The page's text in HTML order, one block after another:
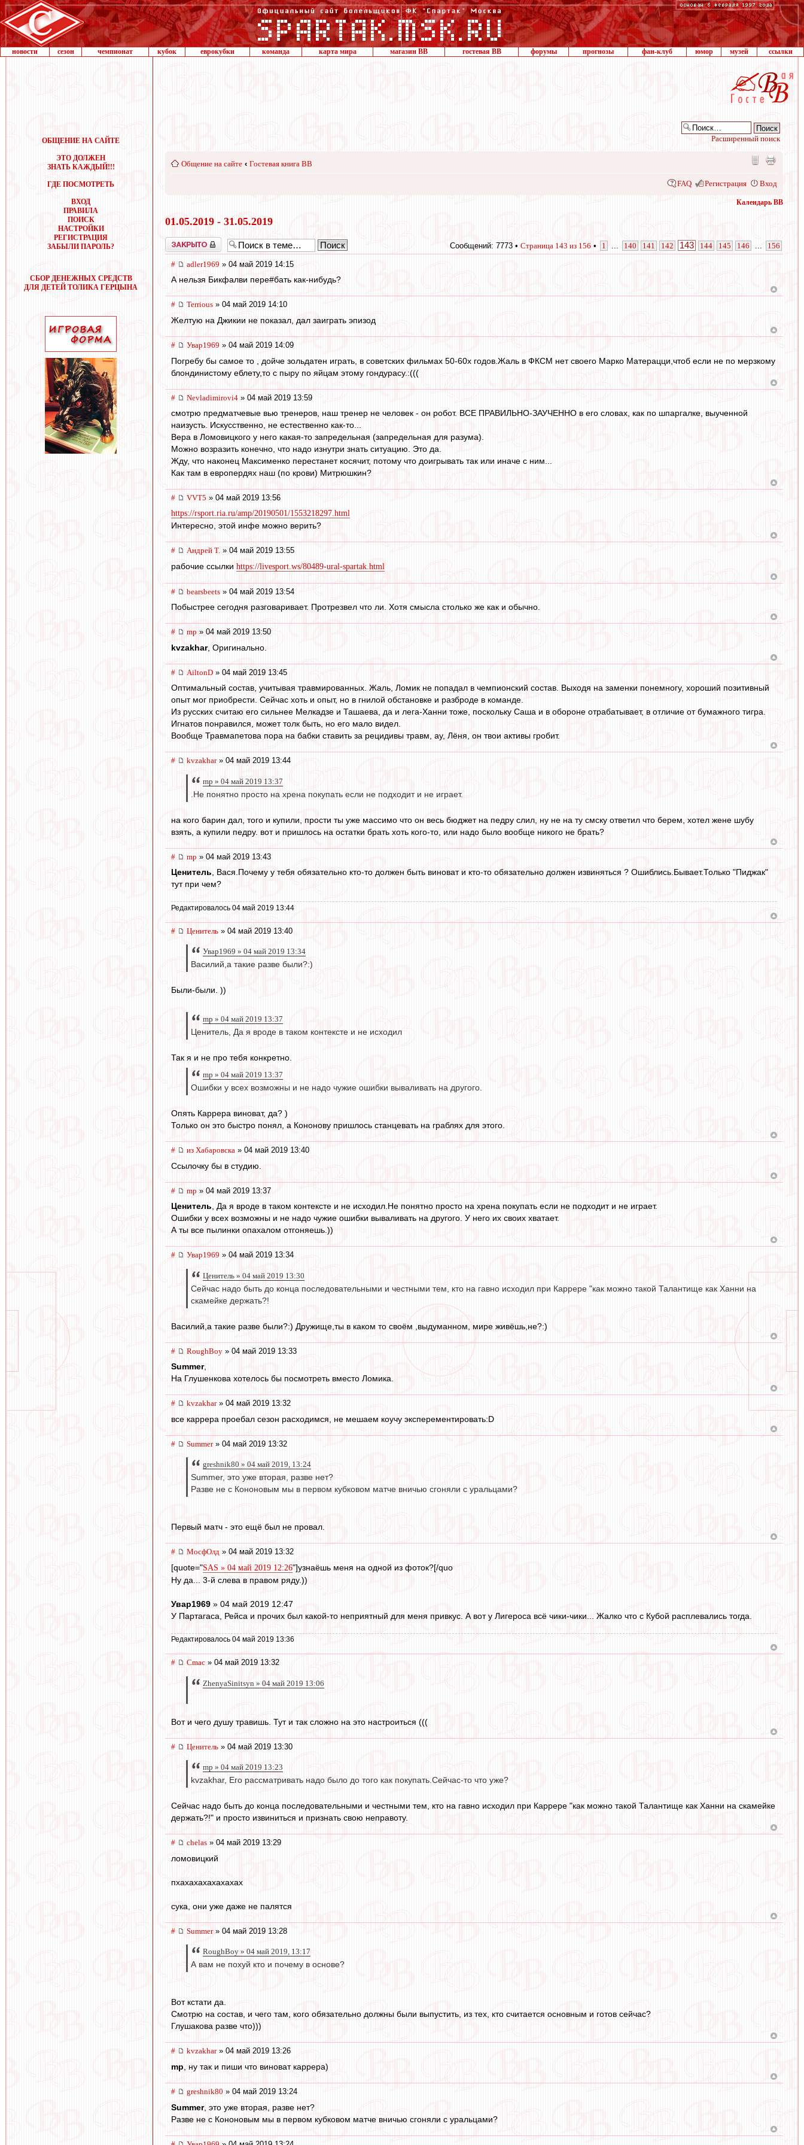
новости сезон чемпионат кубок еврокубки команда карта мира магазин ВВ гостевая ВВ форумы прогнозы фан-клуб юмор музей ссылки
ОБЩЕНИЕ НА САЙТЕ
ЭТО ДОЛЖЕН
ЗНАТЬ КАЖДЫЙ!!!
ГДЕ ПОСМОТРЕТЬ
ВХОД
ПРАВИЛА
ПОИСК
НАСТРОЙКИ
РЕГИСТРАЦИЯ
ЗАБЫЛИ ПАРОЛЬ?
СБОР ДЕНЕЖНЫХ СРЕДСТВ
ДЛЯ ДЕТЕЙ ТОЛИКА ГЕРЦЫНА
Расширенный поиск
Общение на сайте ‹ Гостевая книга ВВ
FAQ Регистрация Вход
Календарь ВВ
01.05.2019 - 31.05.2019
Закрыто Сообщений: 7773 • Страница 143 из 156 • 1 140 141 142 143 144 145 146 156
# adler1969 » 04 май 2019 14:15
А нельзя Бикфалви пере#бать как-нибудь?
# Terrious » 04 май 2019 14:10
Желтую на Джикии не показал, дал заиграть эпизод
# Увар1969 » 04 май 2019 14:09
Погребу бы самое то , дойче зольдатен играть, в советских фильмах 50-60х годов.Жаль в ФКСМ нет своего Марко Матерацци,чтоб если не по мерзкому
блондинистому еблету,то с пыру по яйцам этому гондурасу.:(((
# Nevladimirovi4 » 04 май 2019 13:59
смотрю предматчевые вью тренеров, наш тренер не человек - он робот. ВСЕ ПРАВИЛЬНО-ЗАУЧЕННО в его словах, как по шпаргалке, выученной
наизусть. Искусственно, не естественно как-то...
Вера в Ломовицкого у него какая-то запредельная (запредельная для разума).
Можно возразить конечно, что надо изнутри знать ситуацию. Это да.
Жду, что наконец Максименко перестанет косячит, потому что доигрывать так или иначе с ним...
Как там в европердях наш (по крови) Митрюшкин?
# VVT5 » 04 май 2019 13:56
https://rsport.ria.ru/amp/20190501/1553218297.html
Интересно, этой инфе можно верить?
# Андрей Т. » 04 май 2019 13:55
рабочие ссылки https://livesport.ws/80489-ural-spartak.html
# bearsbeets » 04 май 2019 13:54
Побыстрее сегодня разговаривает. Протрезвел что ли. Хотя смысла столько же как и обычно.
# mp » 04 май 2019 13:50
kvzakhar, Оригинально.
# AiltonD » 04 май 2019 13:45
Оптимальный состав, учитывая травмированных. Жаль, Ломик не попадал в чемпионский состав. Выходя на заменки понемногу, хороший позитивный
опыт мог приобрести. Сейчас хоть и опыт, но в гнилой обстановке и разброде в команде.
Из русских считаю его сильнее Мелкадзе и Ташаева, да и лега-Ханни тоже, поскольку Саша и в обороне отрабатывает, в отличие от бумажного тигра.
Игнатов понравился, может толк быть, но его мало видел.
Вообще Травмапетова пора на бабки ставить за рецидивы травм, ау, Лёня, он твои активы гробит.
# kvzakhar» 04 май 2019 13:44
mp » 04 май 2019 13:37
.Не понятно просто на хрена покупать если не подходит и не играет.
на кого барин дал, того и купили, прости ты уже массимо что он весь бюджет на педру слил, ну не на ту смску ответил что берем, хотел жене шубу
взять, а купили педру. вот и пришлось на остатки брать хоть кого-то, или надо было вообще никого не брать?
# mp » 04 май 2019 13:43
Ценитель, Вася.Почему у тебя обязательно кто-то должен быть виноват и кто-то обязательно должен извиняться ? Ошиблись.Бывает.Только "Пиджак"
тут при чем?
Редактировалось 04 май 2019 13:44
# Ценитель » 04 май 2019 13:40
Увар1969 » 04 май 2019 13:34
Василий,а такие разве были?:)
Были-были. ))
mp » 04 май 2019 13:37
Ценитель, Да я вроде в таком контексте и не исходил
Так я и не про тебя конкретно.
mp » 04 май 2019 13:37
Ошибки у всех возможны и не надо чужие ошибки вываливать на другого.
Опять Каррера виноват, да? )
Только он это быстро понял, а Кононову пришлось станцевать на граблях для этого.
# из Хабаровска » 04 май 2019 13:40
Ссылочку бы в студию.
# mp » 04 май 2019 13:37
Ценитель, Да я вроде в таком контексте и не исходил.Не понятно просто на хрена покупать если не подходит и не играет.
Ошибки у всех возможны и не надо чужие ошибки вываливать на другого. У него их своих хватает.
А ты все пылинки опахалом отгоняешь.))
# Увар1969 » 04 май 2019 13:34
Ценитель » 04 май 2019 13:30
Сейчас надо быть до конца последовательными и честными тем, кто на гавно исходил при Каррере "как можно такой Талантище как Ханни на
скамейке держать?!
Василий,а такие разве были?:) Дружище,ты в каком то своём ,выдуманном, мире живёшь,не?:)
# RoughBoy » 04 май 2019 13:33
Summer,
На Глушенкова хотелось бы посмотреть вместо Ломика.
# kvzakhar» 04 май 2019 13:32
все каррера проебал сезон расходимся, не мешаем коучу эксперементировать:D
# Summer» 04 май 2019 13:32
greshnik80 » 04 май 2019, 13:24
Summer, это уже вторая, разве нет?
Разве не с Кононовым мы в первом кубковом матче вничью сгоняли с уральцами?
Первый матч - это ещё был не провал.
# МосфОлд » 04 май 2019 13:32
[quote="SAS » 04 май 2019 12:26"]узнаёшь меня на одной из фоток?[/quo
Ну да... 3-й слева в правом ряду.))
Увар1969 » 04 май 2019 12:47
У Партагаса, Рейса и прочих был какой-то неприятный для меня привкус. А вот у Лигероса всё чики-чики... Жалко что с Кубой расплевались тогда.
Редактировалось 04 май 2019 13:36
# Cmac » 04 май 2019 13:32
ZhenyaSinitsyn » 04 май 2019 13:06
Вот и чего душу травишь. Тут и так сложно на это настроиться (((
# Ценитель » 04 май 2019 13:30
mp » 04 май 2019 13:23
kvzakhar, Его рассматривать надо было до того как покупать.Сейчас-то что уже?
Сейчас надо быть до конца последовательными и честными тем, кто на гавно исходил при Каррере "как можно такой Талантище как Ханни на скамейке
держать?!" и просто извиниться и признать свою неправоту.
# chelas » 04 май 2019 13:29
ломовицкий
пхахахахахахахах
сука, они уже даже не палятся
# Summer» 04 май 2019 13:28
RoughBoy » 04 май 2019, 13:17
А вам не похуй кто и почему в основе?
Вот кстати да.
Смотрю на состав, и чего там, кого обязательно должны были выпустить, из тех, кто считается основным и готов сейчас?
Глушакова разве что)))
# kvzakhar» 04 май 2019 13:26
mp , ну так и пиши что виноват каррера)
# greshnik80 » 04 май 2019 13:24
Summer, это уже вторая, разве нет?
Разве не с Кононовым мы в первом кубковом матче вничью сгоняли с уральцами?